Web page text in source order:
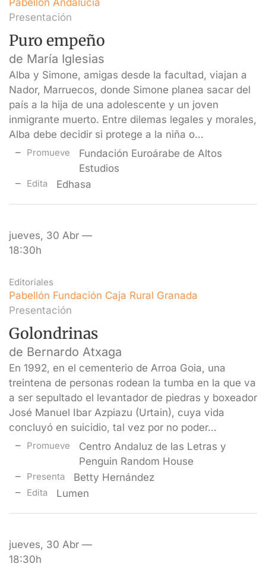
Pabellón Andalucía
Presentación
Puro empeño
de María Iglesias
Alba y Simone, amigas desde la facultad, viajan a
Nador, Marruecos, donde Simone planea sacar del
país a la hija de una adolescente y un joven
inmigrante muerto. Entre dilemas legales y morales,
Alba debe decidir si protege a la niña o…
Promueve
Fundación Euroárabe de Altos
Estudios
Edita Edhasa
jueves, 30 Abr —
18:30h
Editoriales
Pabellón Fundación Caja Rural Granada
Presentación
Golondrinas
de Bernardo Atxaga
En 1992, en el cementerio de Arroa Goia, una
treintena de personas rodean la tumba en la que va
a ser sepultado el levantador de piedras y boxeador
José Manuel Ibar Azpiazu (Urtain), cuya vida
concluyó en suicidio, tal vez por no poder…
Promueve
Centro Andaluz de las Letras y
Penguin Random House
Presenta Betty Hernández
Edita Lumen
jueves, 30 Abr —
18:30h